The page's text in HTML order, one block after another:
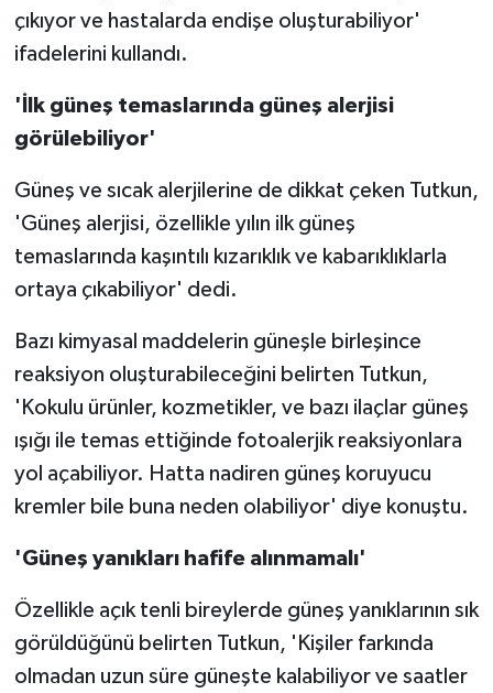
çıkıyor ve hastalarda endişe oluşturabiliyor'
ifadelerini kullandı.
'İlk güneş temaslarında güneş alerjisi
görülebiliyor'
Güneş ve sıcak alerjilerine de dikkat çeken Tutkun,
'Güneş alerjisi, özellikle yılın ilk güneş
temaslarında kaşıntılı kızarıklık ve kabarıklıklarla
ortaya çıkabiliyor' dedi.
Bazı kimyasal maddelerin güneşle birleşince
reaksiyon oluşturabileceğini belirten Tutkun,
'Kokulu ürünler, kozmetikler, ve bazı ilaçlar güneş
ışığı ile temas ettiğinde fotoalerjik reaksiyonlara
yol açabiliyor. Hatta nadiren güneş koruyucu
kremler bile buna neden olabiliyor' diye konuştu.
'Güneş yanıkları hafife alınmamalı'
Özellikle açık tenli bireylerde güneş yanıklarının sık
görüldüğünü belirten Tutkun, 'Kişiler farkında
olmadan uzun süre güneşte kalabiliyor ve saatler